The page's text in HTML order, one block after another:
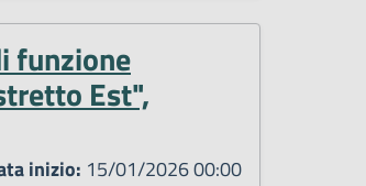
funzione
Est",
inizio: 15/01/2026 00:00